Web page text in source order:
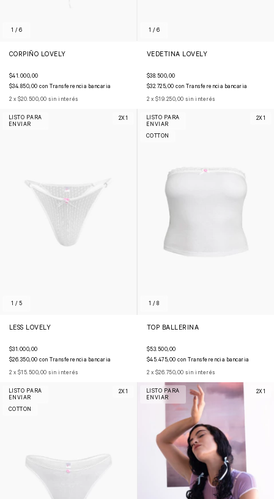
1 /6
CORPIÑO LOVELY
$41.000,00
$34.850,00con Transferencia bancaria
2 x $20.500,00 sin interés
1 /6
VEDETINA LOVELY
$38.500,00
$32.725,00con Transferencia bancaria
2 x $19.250,00 sin interés
1 / 5
2X1
LESS LOVELY
$31.000,00
$26.350,00con Transferencia bancaria
2 x $15.500,00 sin interés
LISTO PARA
ENVIAR
1 /8
2X1
TOP BALLERINA
$53.500,00
$45.475,00con Transferencia bancaria
2 x $26.750,00 sin interés
LISTO PARA
ENVIAR
COTTON
2X1
LISTO PARA
ENVIAR
COTTON
2X1
LISTO PARA
ENVIAR